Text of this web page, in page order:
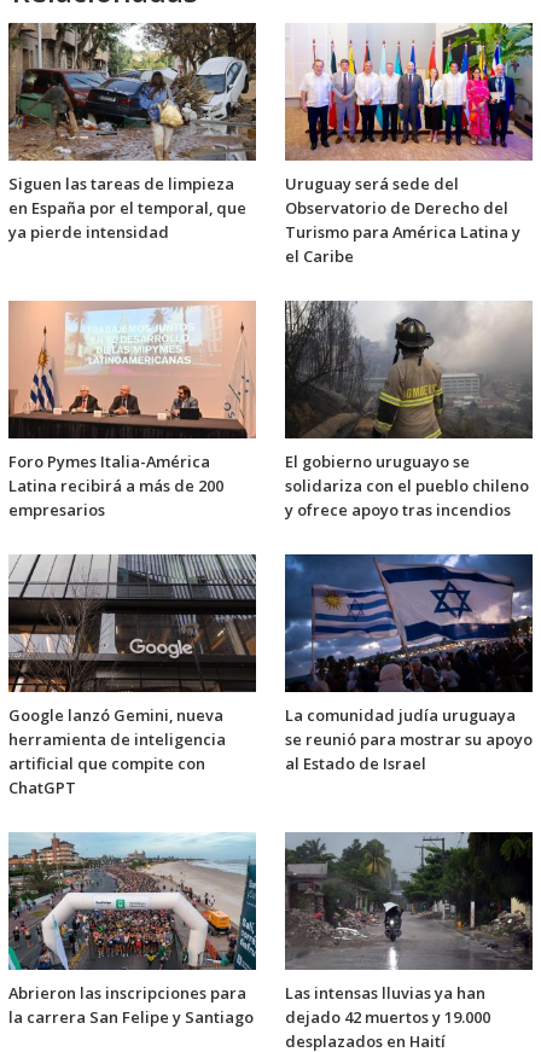
Siguen las tareas de limpieza
en España por el temporal, que
ya pierde intensidad
Uruguay será sede del
Observatorio de Derecho del
Turismo para América Latina y
el Caribe
Foro Pymes Italia-América
Latina recibirá a más de 200
empresarios
El gobierno uruguayo se
solidariza con el pueblo chileno
y ofrece apoyo tras incendios
Google lanzó Gemini, nueva
herramienta de inteligencia
artificial que compite con
ChatGPT
La comunidad judía uruguaya
se reunió para mostrar su apoyo
al Estado de Israel
Abrieron las inscripciones para
la carrera San Felipe y Santiago
Las intensas lluvias ya han
dejado 42 muertos y 19.000
desplazados en Haití